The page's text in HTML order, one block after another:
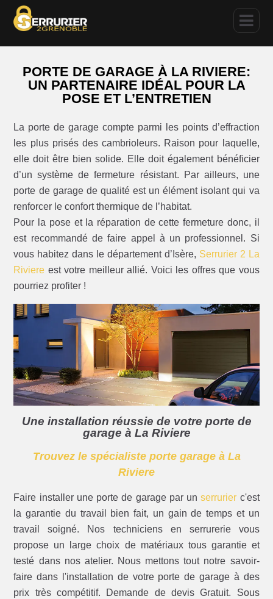
PORTE DE GARAGE À LA RIVIERE:
UN PARTENAIRE IDÉAL POUR LA
POSE ET L’ENTRETIEN
La porte de garage compte parmi les points d’effraction
les plus prisés des cambrioleurs. Raison pour laquelle,
elle doit être bien solide. Elle doit également bénéficier
d’un système de fermeture résistant. Par ailleurs, une
porte de garage de qualité est un élément isolant qui va
renforcer le confort thermique de l’habitat.
Pour la pose et la réparation de cette fermeture donc, il
est recommandé de faire appel à un professionnel. Si
vous habitez dans le département d’Isère, Serrurier 2 La
Riviere est votre meilleur allié. Voici les offres que vous
pourriez profiter !
Une installation réussie de votre porte de
garage à La Riviere
Trouvez le spécialiste porte garage à La
Riviere
Faire installer une porte de garage par unserrurier c'est
la garantie du travail bien fait, un gain de temps et un
travail soigné. Nos techniciens en serrurerie vous
propose un large choix de matériaux tous garantie et
testé dans nos atelier. Nous mettons tout notre savoir-
faire dans l'installation de votre porte de garage à des
prix très compétitif. Demande de devis Gratuit. Sous